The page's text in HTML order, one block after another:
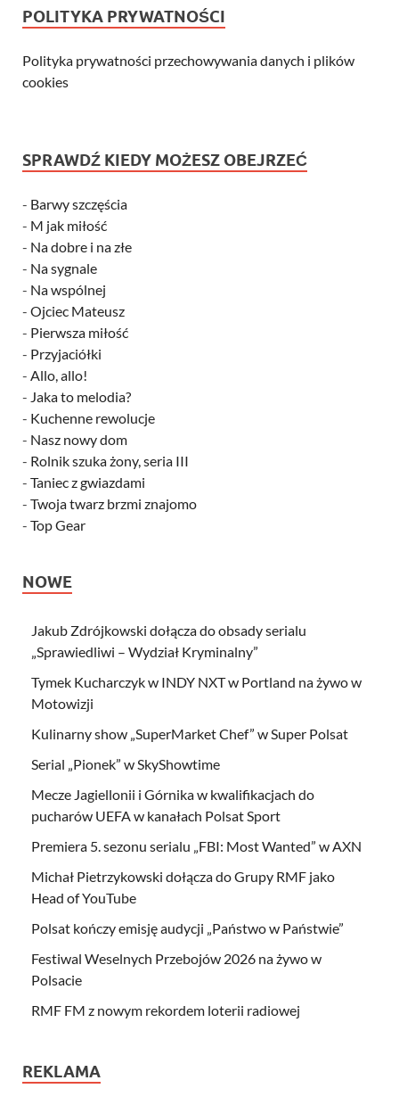
POLITYKA PRYWATNOŚCI
Polityka prywatności przechowywania danych i plików
cookies
SPRAWDŹ KIEDY MOŻESZ OBEJRZEĆ
- Barwy szczęścia
- M jak miłość
- Na dobre i na złe
- Na sygnale
- Na wspólnej
- Ojciec Mateusz
- Pierwsza miłość
- Przyjaciółki
- Allo, allo!
- Jaka to melodia?
- Kuchenne rewolucje
- Nasz nowy dom
- Rolnik szuka żony, seria III
- Taniec z gwiazdami
- Twoja twarz brzmi znajomo
- Top Gear
NOWE
Jakub Zdrójkowski dołącza do obsady serialu
„Sprawiedliwi – Wydział Kryminalny”
Tymek Kucharczyk w INDY NXT w Portland na żywo w
Motowizji
Kulinarny show „SuperMarket Chef” w Super Polsat
Serial „Pionek” w SkyShowtime
Mecze Jagiellonii i Górnika w kwalifikacjach do
pucharów UEFA w kanałach Polsat Sport
Premiera 5. sezonu serialu „FBI: Most Wanted” w AXN
Michał Pietrzykowski dołącza do Grupy RMF jako
Head of YouTube
Polsat kończy emisję audycji „Państwo w Państwie”
Festiwal Weselnych Przebojów 2026 na żywo w
Polsacie
RMF FM z nowym rekordem loterii radiowej
REKLAMA